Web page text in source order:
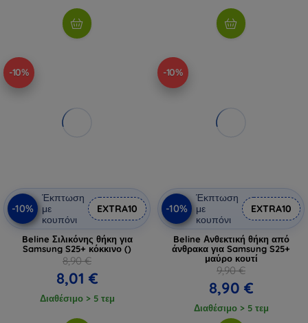
-10%
-10%
Έκπτωση
με
κουπόνι
EXTRA10
Beline Σιλικόνης θήκη για
Samsung S25+ κόκκινο ()
8,90 €
8,01 €
Διαθέσιμο > 5 τεμ
-10%
-10%
Έκπτωση
με
κουπόνι
EXTRA10
Beline Ανθεκτική θήκη από
άνθρακα για Samsung S25+
μαύρο κουτί
9,90 €
8,90 €
Διαθέσιμο > 5 τεμ